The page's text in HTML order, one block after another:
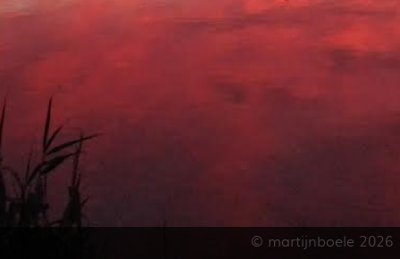
© martijnboele 2026